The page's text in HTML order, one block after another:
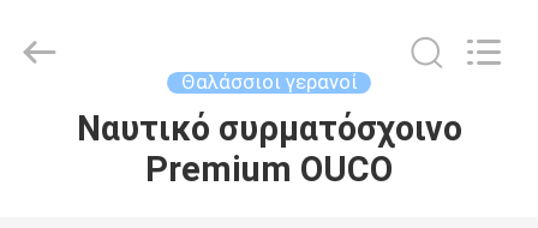
ΣΠΊΤΙ
GROUP
Θαλάσσιοι γερανοί
Ναυτικό συρματόσχοινο
Premium OUCO